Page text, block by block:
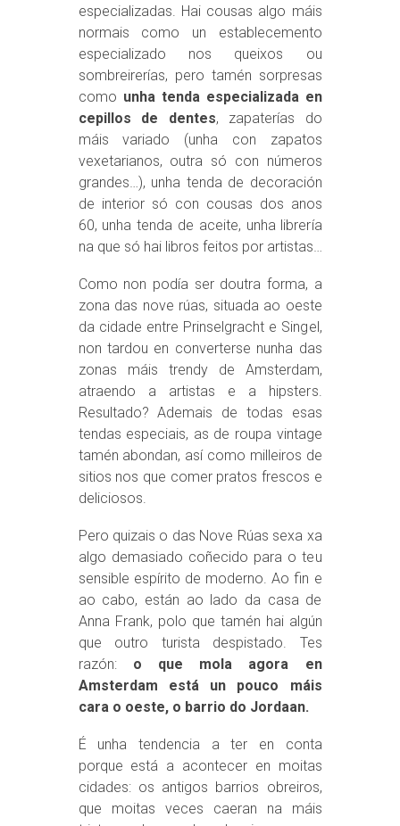
especializadas. Hai cousas algo máis
normais como un establecemento
especializado nos queixos ou
sombreirerías, pero tamén sorpresas
como unha tenda especializada en
cepillos de dentes, zapaterías do
máis variado (unha con zapatos
vexetarianos, outra só con números
grandes…), unha tenda de decoración
de interior só con cousas dos anos
60, unha tenda de aceite, unha librería
na que só hai libros feitos por artistas…
Como non podía ser doutra forma, a
zona das nove rúas, situada ao oeste
da cidade entre Prinselgracht e Singel,
non tardou en converterse nunha das
zonas máis trendy de Amsterdam,
atraendo a artistas e a hipsters.
Resultado? Ademais de todas esas
tendas especiais, as de roupa vintage
tamén abondan, así como milleiros de
sitios nos que comer pratos frescos e
deliciosos.
Pero quizais o das Nove Rúas sexa xa
algo demasiado coñecido para o teu
sensible espírito de moderno. Ao fin e
ao cabo, están ao lado da casa de
Anna Frank, polo que tamén hai algún
que outro turista despistado. Tes
razón:o que mola agora en
Amsterdam está un pouco máis
cara o oeste, o barrio do Jordaan.
É unha tendencia a ter en conta
porque está a acontecer en moitas
cidades: os antigos barrios obreiros,
que moitas veces caeran na máis